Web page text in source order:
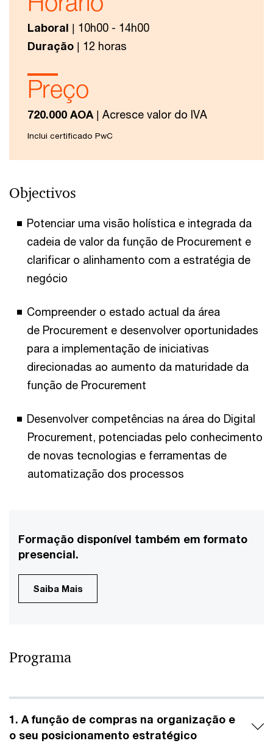
Laboral | 10h00 - 14h00
Duração | 12 horas
Preço
720.000 AOA | Acresce valor do IVA
Inclui certificado PwC
Objectivos
Potenciar uma visão holística e integrada da
cadeia de valor da função de Procurement e
clarificar o alinhamento com a estratégia de
negócio
Compreender o estado actual da área
de Procurement e desenvolver oportunidades
para a implementação de iniciativas
direcionadas ao aumento da maturidade da
função de Procurement
Desenvolver competências na área do Digital
Procurement, potenciadas pelo conhecimento
de novas tecnologias e ferramentas de
automatização dos processos
Formação disponível também em formato
presencial.
Saiba Mais
Programa
1. A função de compras na organização e
o seu posicionamento estratégico